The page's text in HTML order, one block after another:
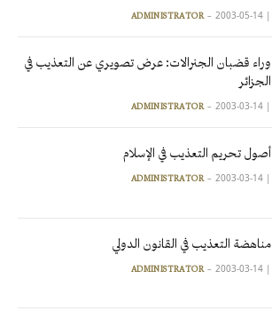
|
ADMINISTRATOR 2003-05-14
وراء قضبان الجنرالات: عرض تصويري عن التعذيب في
الجزائر
|
ADMINISTRATOR 2003-03-14
أصول تحريم التعذيب في الإسلام
|
ADMINISTRATOR 2003-03-14
مناهضة التعذيب في القانون الدولي
|
ADMINISTRATOR 2003-03-14